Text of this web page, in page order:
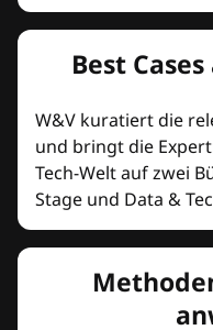
Best
W&V kuratiert die
und bringt die
Tech-Welt auf zwei
Stage und Data &